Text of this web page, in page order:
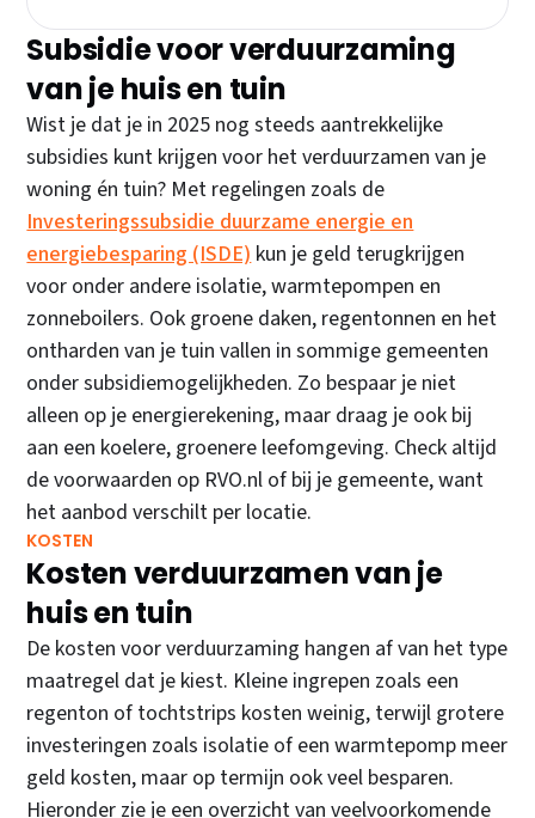
Subsidie voor verduurzaming
van je huis en tuin
Wist je dat je in 2025 nog steeds aantrekkelijke
subsidies kunt krijgen voor het verduurzamen van je
woning én tuin? Met regelingen zoals de
Investeringssubsidie duurzame energie en
energiebesparing (ISDE) kun je geld terugkrijgen
voor onder andere isolatie, warmtepompen en
zonneboilers. Ook groene daken, regentonnen en het
ontharden van je tuin vallen in sommige gemeenten
onder subsidiemogelijkheden. Zo bespaar je niet
alleen op je energierekening, maar draag je ook bij
aan een koelere, groenere leefomgeving. Check altijd
de voorwaarden op RVO.nl of bij je gemeente, want
het aanbod verschilt per locatie.
KOSTEN
Kosten verduurzamen van je
huis en tuin
De kosten voor verduurzaming hangen af van het type
maatregel dat je kiest. Kleine ingrepen zoals een
regenton of tochtstrips kosten weinig, terwijl grotere
investeringen zoals isolatie of een warmtepomp meer
geld kosten, maar op termijn ook veel besparen.
Hieronder zie je een overzicht van veelvoorkomende